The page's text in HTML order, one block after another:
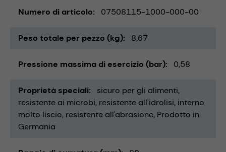
Numero di articolo 07508115-1000-000-00
Peso totale per pezzo (kg) 8,67
Pressione massima di esercizio (bar) 0,58
Proprietà speciali
sicuro per gli alimenti
resistente ai microbi resistente all'idrolisi interno
molto liscio resistente all'abrasione Prodotto in
Germania